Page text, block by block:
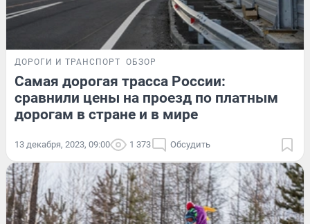
ДОРОГИ И ТРАНСПОРТ ОБЗОР
Самая дорогая трасса России:
сравнили цены на проезд по платным
дорогам в стране и в мире
13 декабря, 2023, 09:00 1 373 Обсудить